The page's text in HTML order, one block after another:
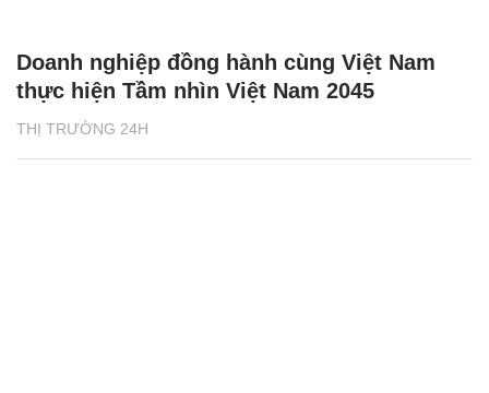
THỊ TRƯỜNG 24H
Doanh nghiệp đồng hành cùng Việt Nam
thực hiện Tầm nhìn Việt Nam 2045